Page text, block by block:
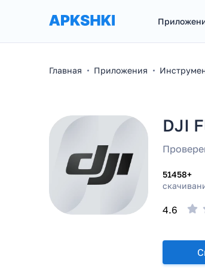
Главная Приложения
DJI
51458+
4.6